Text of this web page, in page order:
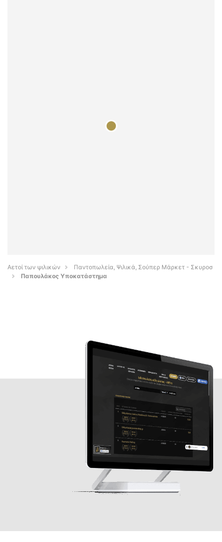
Αετοί των ψιλικών
Παντοπωλεία, Ψιλικά, Σούπερ Μάρκετ - Σκυροσ
Παπουλάκος Υποκατάστημα